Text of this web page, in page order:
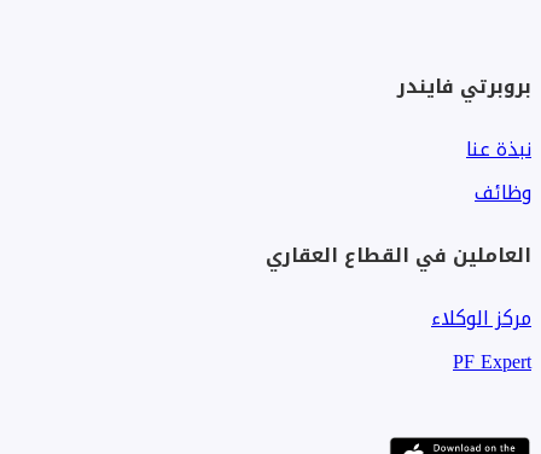
بروبرتي فايندر
نبذة عنا
وظائف
العاملين في القطاع العقاري
مركز الوكلاء
PF Expert